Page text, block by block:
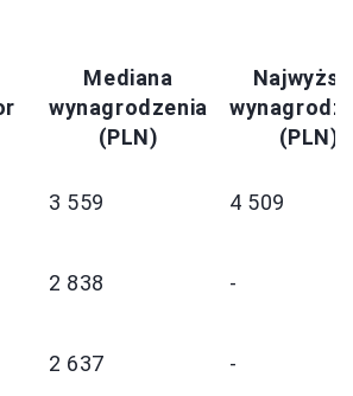
Mediana
wynagrodzenia
(PLN)
(PLN)
3 559 4 509
2 838 -
2 637 -